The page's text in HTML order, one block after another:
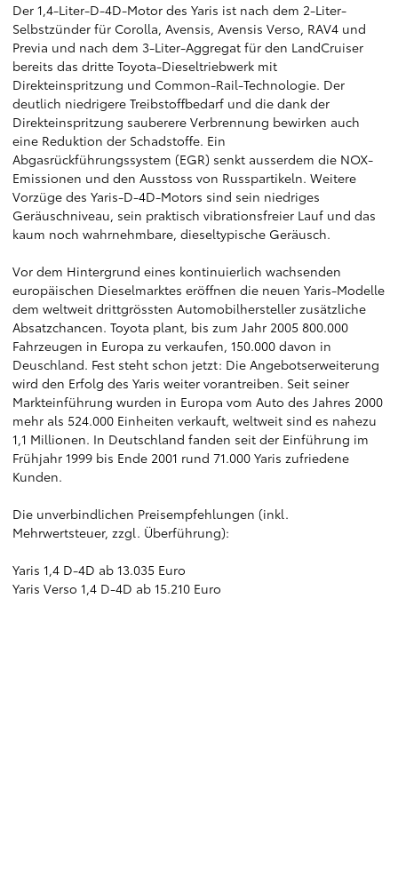
Der 1,4-Liter-D-4D-Motor des Yaris ist nach dem 2-Liter-
Selbstzünder für Corolla, Avensis, Avensis Verso, RAV4 und
Previa und nach dem 3-Liter-Aggregat für den LandCruiser
bereits das dritte Toyota-Dieseltriebwerk mit
Direkteinspritzung und Common-Rail-Technologie. Der
deutlich niedrigere Treibstoffbedarf und die dank der
Direkteinspritzung sauberere Verbrennung bewirken auch
eine Reduktion der Schadstoffe. Ein
Abgasrückführungssystem (EGR) senkt ausserdem die NOX-
Emissionen und den Ausstoss von Russpartikeln. Weitere
Vorzüge des Yaris-D-4D-Motors sind sein niedriges
Geräuschniveau, sein praktisch vibrationsfreier Lauf und das
kaum noch wahrnehmbare, dieseltypische Geräusch.
Vor dem Hintergrund eines kontinuierlich wachsenden
europäischen Dieselmarktes eröffnen die neuen Yaris-Modelle
dem weltweit drittgrössten Automobilhersteller zusätzliche
Absatzchancen. Toyota plant, bis zum Jahr 2005 800.000
Fahrzeugen in Europa zu verkaufen, 150.000 davon in
Deuschland. Fest steht schon jetzt: Die Angebotserweiterung
wird den Erfolg des Yaris weiter vorantreiben. Seit seiner
Markteinführung wurden in Europa vom Auto des Jahres 2000
mehr als 524.000 Einheiten verkauft, weltweit sind es nahezu
1,1 Millionen. In Deutschland fanden seit der Einführung im
Frühjahr 1999 bis Ende 2001 rund 71.000 Yaris zufriedene
Kunden.
Die unverbindlichen Preisempfehlungen (inkl.
Mehrwertsteuer, zzgl. Überführung):
Yaris 1,4 D-4D ab 13.035 Euro
Yaris Verso 1,4 D-4D ab 15.210 Euro